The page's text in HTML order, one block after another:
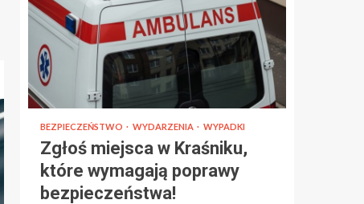
BEZPIECZEŃSTWO WYDARZENIA WYPADKI
Zgłoś miejsca w Kraśniku,
które wymagają poprawy
bezpieczeństwa!